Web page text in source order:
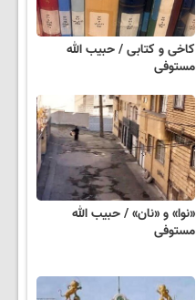
کاخی و کتابی / حبیب الله
مستوفی
«نوا» و «نان» / حبیب الله
مستوفی